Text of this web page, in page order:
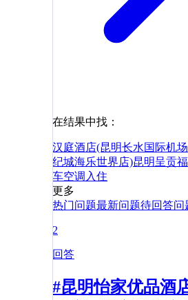
在结果中找：
汉庭酒店(昆明长水国际机
纪城海乐世界店)昆明呈贡
车空调 入住
更多
热门问题最新问题待回答问
2
回答
#昆明怡家优品酒